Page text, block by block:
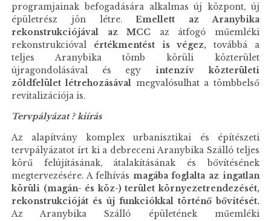
programjainak befogadására alkalmas új központ, új
épületrész jön létre.Emellett az Aranybika
rekonstrukciójával az MCC az átfogó műemléki
rekonstrukcióval értékmentést is végez, továbbá a
teljes Aranybika tömb körüli közterület
újragondolásával és egyintenzív közterületi
zöldfelület létrehozásával megvalósulhat a tömbbelső
revitalizációja is.
Tervpályázat ? kiírás
Az alapítvány komplex urbanisztikai és építészeti
tervpályázatot írt ki a debreceni Aranybika Szálló teljes
körű felújításának, átalakításának és bővítésének
megtervezésére. A felhívás magába foglalta az ingatlan
körüli (magán- és köz-) terület környezetrendezését,
rekonstrukcióját és új funkciókkal történő bővítését.
Az Aranybika Szálló épületének műemléki